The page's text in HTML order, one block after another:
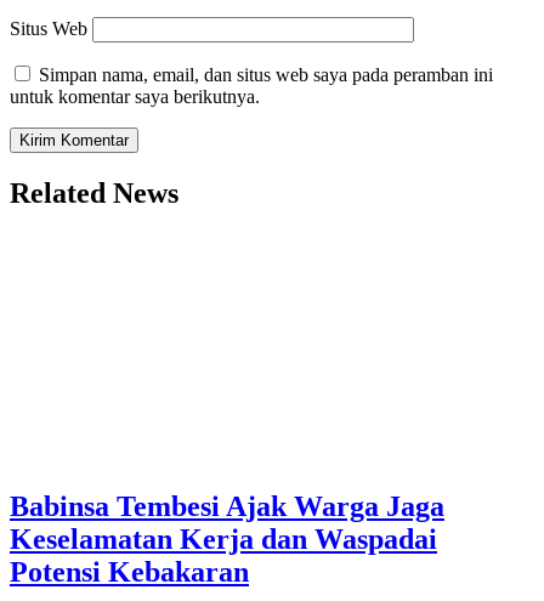
Situs Web
Simpan nama, email, dan situs web saya pada peramban ini
untuk komentar saya berikutnya.
Related News
Babinsa Tembesi Ajak Warga Jaga
Keselamatan Kerja dan Waspadai
Potensi Kebakaran